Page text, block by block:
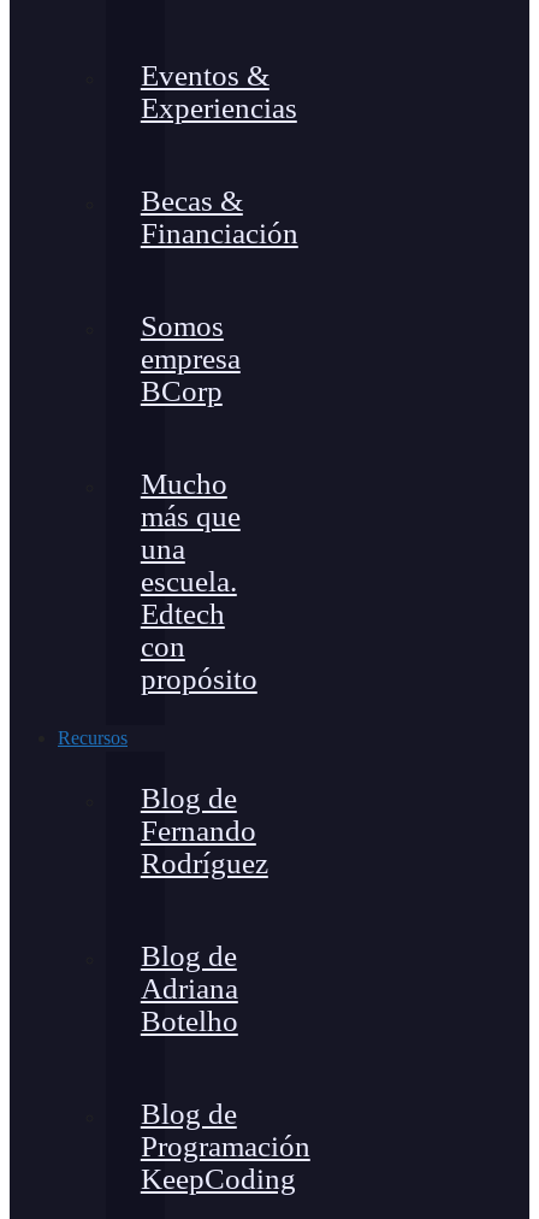
Eventos &
Experiencias
Becas &
Financiación
Somos
empresa
BCorp
Mucho
más que
una
escuela.
Edtech
con
propósito
Recursos
Blog de
Fernando
Rodríguez
Blog de
Adriana
Botelho
Blog de
Programación
KeepCoding